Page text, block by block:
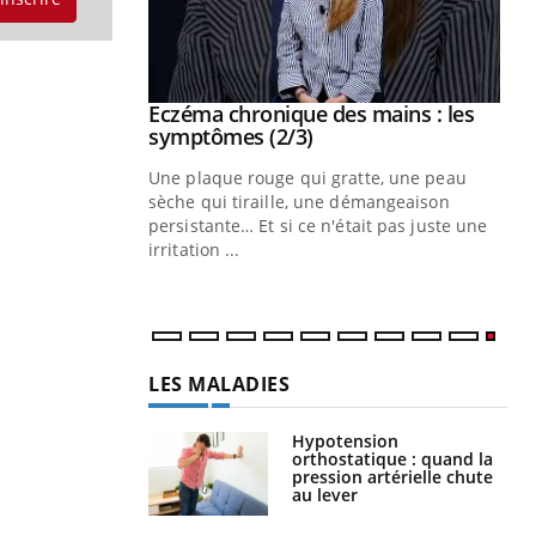
Youtube
Eczéma chronique des mains : les
symptômes (2/3)Youtube
Une plaque rouge qui gratte, une peau
sèche qui tiraille, une démangeaison
persistante… Et si ce n'était pas juste une
irritation ...
LES MALADIES
Hypotension
orthostatique : quand la
pression artérielle chute
au lever